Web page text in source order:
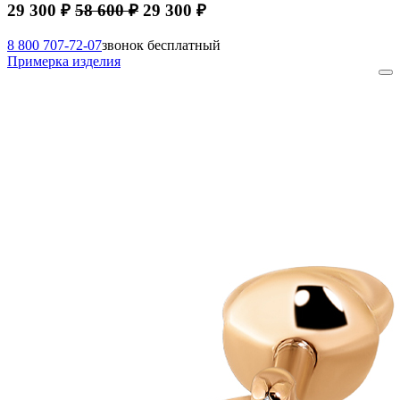
29 300 ₽ 58 600 ₽ 29 300 ₽
8 800 707-72-07звонок бесплатный
Примерка изделия